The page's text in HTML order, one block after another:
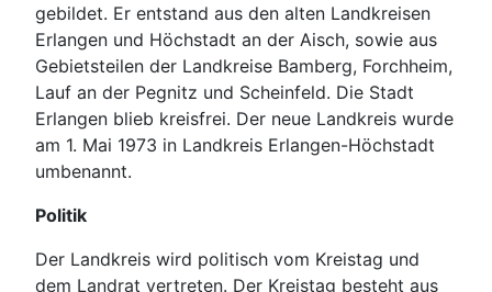
gebildet. Er entstand aus den alten Landkreisen
Erlangen und Höchstadt an der Aisch, sowie aus
Gebietsteilen der Landkreise Bamberg, Forchheim,
Lauf an der Pegnitz und Scheinfeld. Die Stadt
Erlangen blieb kreisfrei. Der neue Landkreis wurde
am 1. Mai 1973 in Landkreis Erlangen-Höchstadt
umbenannt.
Politik
Der Landkreis wird politisch vom Kreistag und
dem Landrat vertreten. Der Kreistag besteht aus